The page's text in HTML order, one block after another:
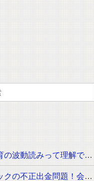
へーグル教育の波動読みって理解できるのか？月謝はいくら！？
コインチェックの不正出金問題！会見が23時30分からその内容は？